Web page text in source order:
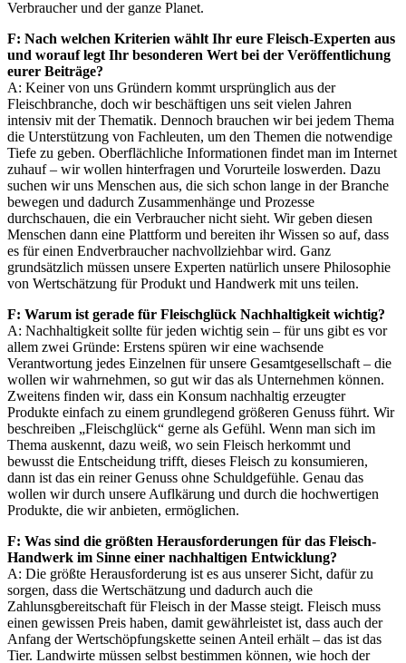
Verbraucher und der ganze Planet.
F: Nach welchen Kriterien wählt Ihr eure Fleisch-Experten aus
und worauf legt Ihr besonderen Wert bei der Veröffentlichung
eurer Beiträge?
A: Keiner von uns Gründern kommt ursprünglich aus der
Fleischbranche, doch wir beschäftigen uns seit vielen Jahren
intensiv mit der Thematik. Dennoch brauchen wir bei jedem Thema
die Unterstützung von Fachleuten, um den Themen die notwendige
Tiefe zu geben. Oberflächliche Informationen findet man im Internet
zuhauf – wir wollen hinterfragen und Vorurteile loswerden. Dazu
suchen wir uns Menschen aus, die sich schon lange in der Branche
bewegen und dadurch Zusammenhänge und Prozesse
durchschauen, die ein Verbraucher nicht sieht. Wir geben diesen
Menschen dann eine Plattform und bereiten ihr Wissen so auf, dass
es für einen Endverbraucher nachvollziehbar wird. Ganz
grundsätzlich müssen unsere Experten natürlich unsere Philosophie
von Wertschätzung für Produkt und Handwerk mit uns teilen.
F: Warum ist gerade für Fleischglück Nachhaltigkeit wichtig?
A: Nachhaltigkeit sollte für jeden wichtig sein – für uns gibt es vor
allem zwei Gründe: Erstens spüren wir eine wachsende
Verantwortung jedes Einzelnen für unsere Gesamtgesellschaft – die
wollen wir wahrnehmen, so gut wir das als Unternehmen können.
Zweitens finden wir, dass ein Konsum nachhaltig erzeugter
Produkte einfach zu einem grundlegend größeren Genuss führt. Wir
beschreiben „Fleischglück“ gerne als Gefühl. Wenn man sich im
Thema auskennt, dazu weiß, wo sein Fleisch herkommt und
bewusst die Entscheidung trifft, dieses Fleisch zu konsumieren,
dann ist das ein reiner Genuss ohne Schuldgefühle. Genau das
wollen wir durch unsere Auflkärung und durch die hochwertigen
Produkte, die wir anbieten, ermöglichen.
F: Was sind die größten Herausforderungen für das Fleisch-
Handwerk im Sinne einer nachhaltigen Entwicklung?
A: Die größte Herausforderung ist es aus unserer Sicht, dafür zu
sorgen, dass die Wertschätzung und dadurch auch die
Zahlunsgbereitschaft für Fleisch in der Masse steigt. Fleisch muss
einen gewissen Preis haben, damit gewährleistet ist, dass auch der
Anfang der Wertschöpfungskette seinen Anteil erhält – das ist das
Tier. Landwirte müssen selbst bestimmen können, wie hoch der